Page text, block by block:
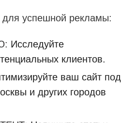
для успешной рекламы:
Исследуйте
клиентов.
ваш сайт под
и других городов